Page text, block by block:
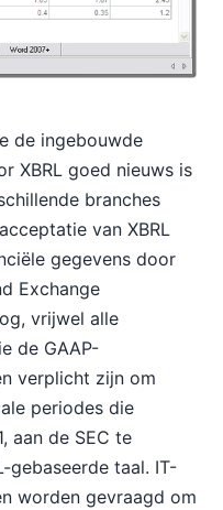
de ingebouwde
XBRL goed nieuws is
branches
van XBRL
gegevens door
Exchange
vrijwel alle
de GAAP-
verplicht zijn om
periodes die
aan de SEC te
gebaseerde taal. IT-
worden gevraagd om